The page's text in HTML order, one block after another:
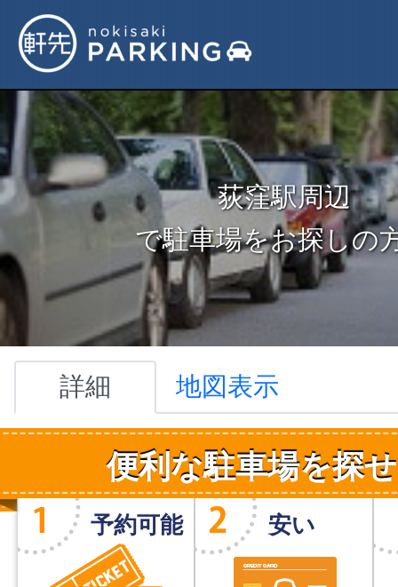
荻窪駅周辺
で駐車場をお探しの
詳細 地図表示
便利な駐車場を探
予約可能 安い